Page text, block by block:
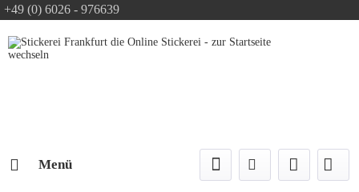
+49 (0) 6026 - 976639
Text-Logo kostenlos
Logo Konfiguration
Menü